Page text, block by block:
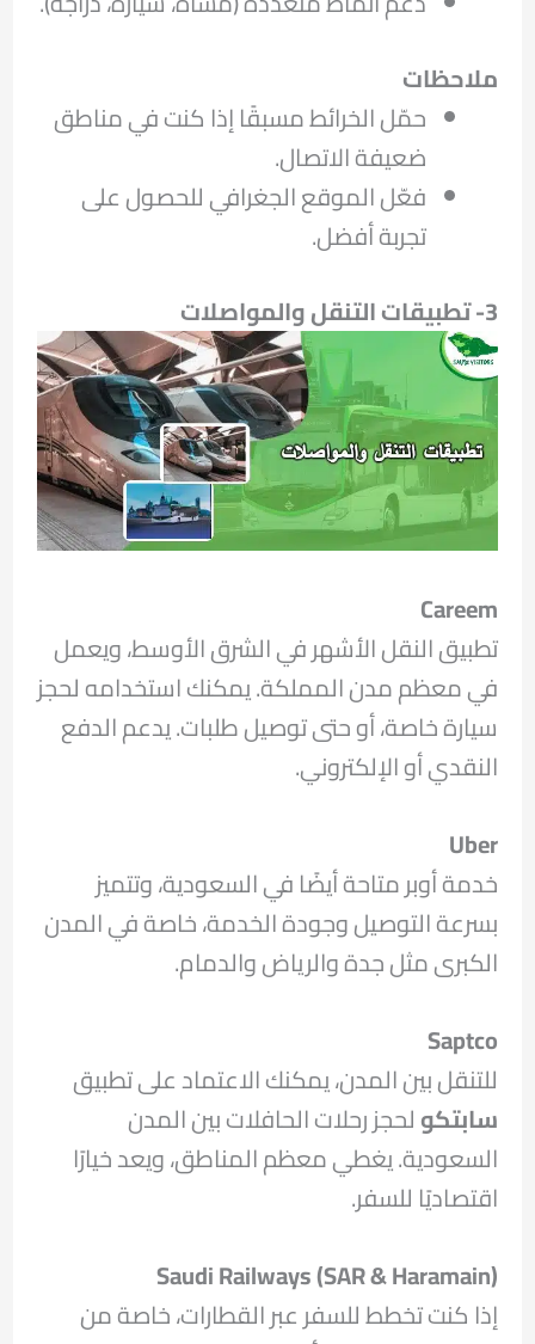
ملاحظات
حمّل الخرائط مسبقًا إذا كنت في مناطق
ضعيفة الاتصال.
فعّل الموقع الجغرافي للحصول على
تجربة أفضل.
3- تطبيقات التنقل والمواصلات
Careem
تطبيق النقل الأشهر في الشرق الأوسط، ويعمل
في معظم مدن المملكة. يمكنك استخدامه لحجز
سيارة خاصة، أو حتى توصيل طلبات. يدعم الدفع
النقدي أو الإلكتروني.
Uber
خدمة أوبر متاحة أيضًا في السعودية، وتتميز
بسرعة التوصيل وجودة الخدمة، خاصة في المدن
الكبرى مثل جدة والرياض والدمام.
Saptco
للتنقل بين المدن، يمكنك الاعتماد على تطبيق
سابتكولحجز رحلات الحافلات بين المدن
السعودية. يغطي معظم المناطق، ويعد خيارًا
اقتصاديًا للسفر.
Saudi Railways (SAR & Haramain)
إذا كنت تخطط للسفر عبر القطارات، خاصة من